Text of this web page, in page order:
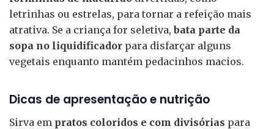
letrinhas ou estrelas, para tornar a refeição mais
atrativa. Se a criança for seletiva,bata parte da
sopa no liquidificador para disfarçar alguns
vegetais enquanto mantém pedacinhos macios.
Dicas de apresentação e nutrição
Sirva em pratos coloridos e com divisórias para